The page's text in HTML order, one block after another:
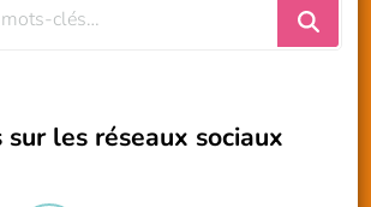
sur les réseaux sociaux